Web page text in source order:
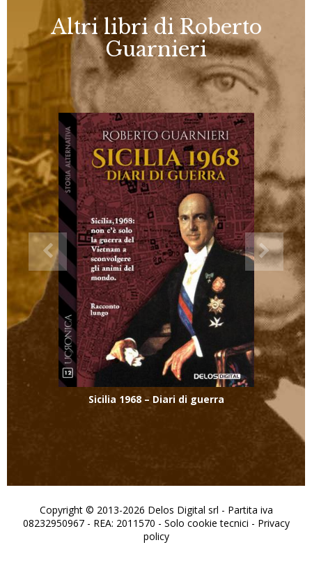
Altri libri di Roberto
Guarnieri
Sicilia 1968 – Diari di guerra
Copyright © 2013-2026 Delos Digital srl - Partita iva
08232950967 - REA: 2011570 - Solo cookie tecnici - Privacy
policy